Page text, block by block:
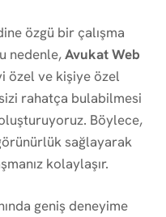
özgü bir çalışma
nedenle,Avukat Web
özel ve kişiye özel
rahatça bulabilmesi
Böylece,
sağlayarak
kolaylaşır.
geniş deneyime